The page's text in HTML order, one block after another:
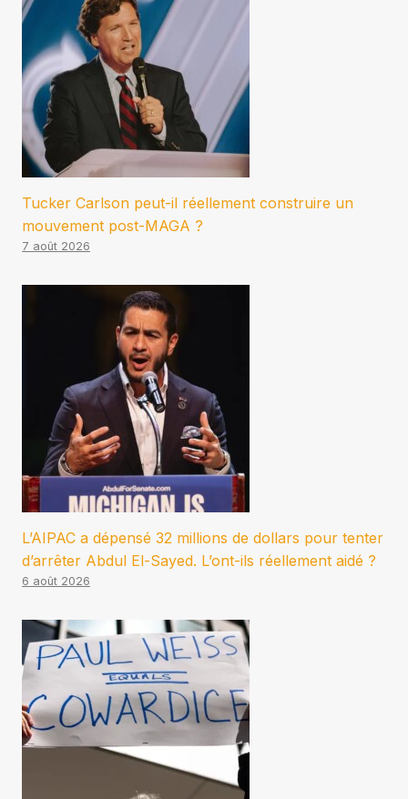
Tucker Carlson peut-il réellement construire un
mouvement post-MAGA ?
7 août 2026
L’AIPAC a dépensé 32 millions de dollars pour tenter
d’arrêter Abdul El-Sayed. L’ont-ils réellement aidé ?
6 août 2026